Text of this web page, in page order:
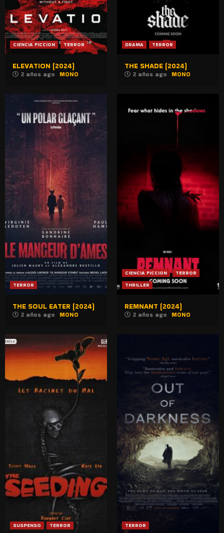
CIENCIA FICCION TERROR
ELEVATION (2024)
2 años ago MONO
DRAMA TERROR
THE SHADE (2024)
2 años ago MONO
TERROR
THE SOUL EATER (2024)
2 años ago MONO
CIENCIA FICCION
TERROR
THRILLER
REMNANT (2024)
2 años ago MONO
SUSPENSO TERROR TERROR